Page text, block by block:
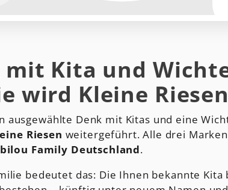
mit Kita und
wird Kleine Riesen
ausgewählte Denk mit Kitas und eine
Riesen weitergeführt. Alle drei
Family Deutschland.
bedeutet das: Die Ihnen bekannte Kita